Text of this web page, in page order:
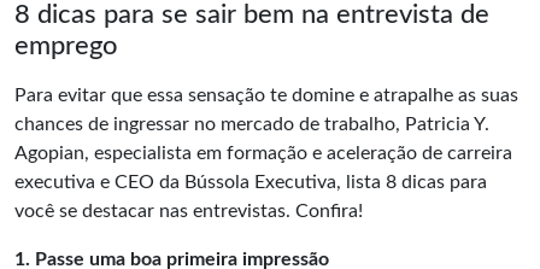
8 dicas para se sair bem na entrevista de
emprego
Para evitar que essa sensação te domine e atrapalhe as suas
chances de ingressar no mercado de trabalho, Patricia Y.
Agopian, especialista em formação e aceleração de carreira
executiva e CEO da Bússola Executiva, lista 8 dicas para
você se destacar nas entrevistas. Confira!
1. Passe uma boa primeira impressão